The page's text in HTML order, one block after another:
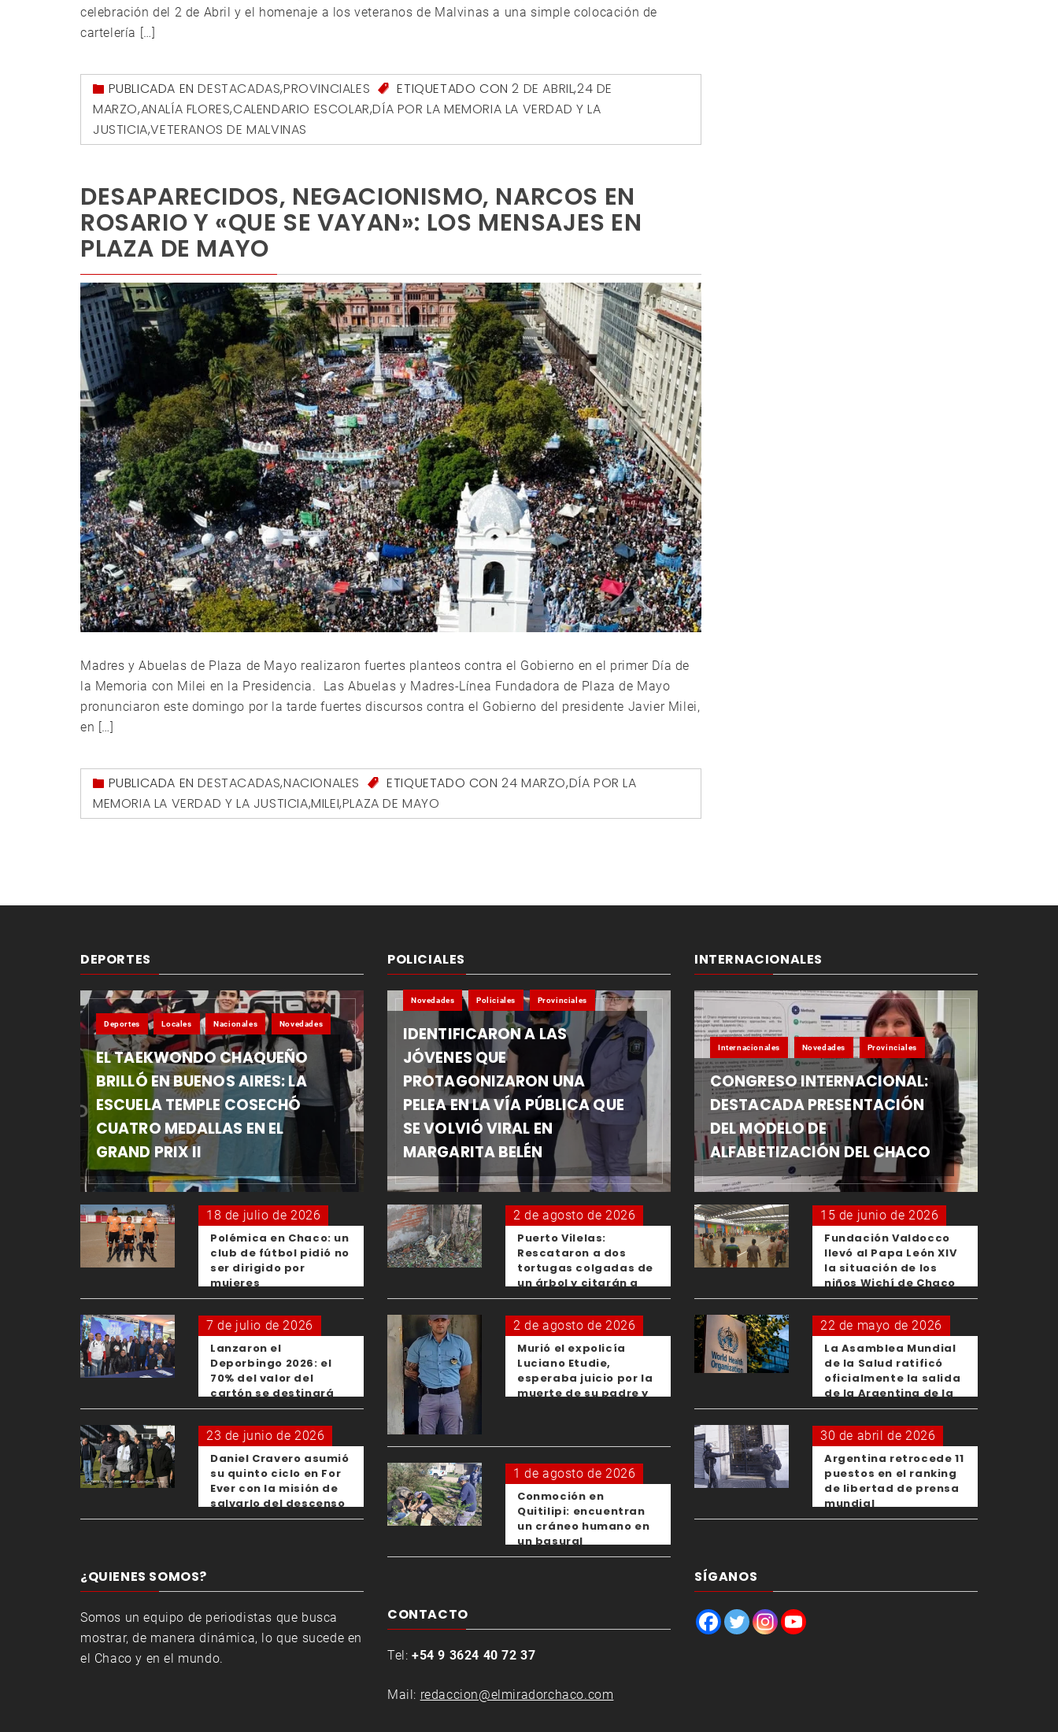
celebración del 2 de Abril y el homenaje a los veteranos de Malvinas a una simple colocación de
cartelería […]
PUBLICADA ENDESTACADAS,PROVINCIALES ETIQUETADO CON2 DE ABRIL,24 DE
MARZO,ANALÍA FLORES,CALENDARIO ESCOLAR,DÍA POR LA MEMORIA LA VERDAD Y LA
JUSTICIA,VETERANOS DE MALVINAS
DESAPARECIDOS, NEGACIONISMO, NARCOS EN
ROSARIO Y «QUE SE VAYAN»: LOS MENSAJES EN
PLAZA DE MAYO
Madres y Abuelas de Plaza de Mayo realizaron fuertes planteos contra el Gobierno en el primer Día de
la Memoria con Milei en la Presidencia. Las Abuelas y Madres-Línea Fundadora de Plaza de Mayo
pronunciaron este domingo por la tarde fuertes discursos contra el Gobierno del presidente Javier Milei,
en […]
PUBLICADA ENDESTACADAS,NACIONALES ETIQUETADO CON24 MARZO,DÍA POR LA
MEMORIA LA VERDAD Y LA JUSTICIA,MILEI,PLAZA DE MAYO
DEPORTES
Deportes Locales Nacionales Novedades
EL TAEKWONDO CHAQUEÑO
BRILLÓ EN BUENOS AIRES: LA
ESCUELA TEMPLE COSECHÓ
CUATRO MEDALLAS EN EL
GRAND PRIX II
18 de julio de 2026
Polémica en Chaco: un
club de fútbol pidió no
ser dirigido por
mujeres
7 de julio de 2026
Lanzaron el
Deporbingo 2026: el
70% del valor del
cartón se destinará
para los clubes
23 de junio de 2026
Daniel Cravero asumió
su quinto ciclo en For
Ever con la misión de
salvarlo del descenso
¿QUIENES SOMOS?
Somos un equipo de periodistas que busca
mostrar, de manera dinámica, lo que sucede en
el Chaco y en el mundo.
POLICIALES
Novedades Policiales Provinciales
IDENTIFICARON A LAS
JÓVENES QUE
PROTAGONIZARON UNA
PELEA EN LA VÍA PÚBLICA QUE
SE VOLVIÓ VIRAL EN
MARGARITA BELÉN
2 de agosto de 2026
Puerto Vilelas:
Rescataron a dos
tortugas colgadas de
un árbol y citarán a
los padres de los
menores responsables
2 de agosto de 2026
Murió el expolicía
Luciano Etudie,
esperaba juicio por la
muerte de su padre y
1 de agosto de 2026
Conmoción en
Quitilipi: encuentran
un cráneo humano en
un basural
CONTACTO
Tel: +54 9 3624 40 72 37
Mail: redaccion@elmiradorchaco.com
INTERNACIONALES
Internacionales Novedades Provinciales
CONGRESO INTERNACIONAL:
DESTACADA PRESENTACIÓN
DEL MODELO DE
ALFABETIZACIÓN DEL CHACO
15 de junio de 2026
Fundación Valdocco
llevó al Papa León XIV
la situación de los
niños Wichí de Chaco
22 de mayo de 2026
La Asamblea Mundial
de la Salud ratificó
oficialmente la salida
de la Argentina de la
OMS
30 de abril de 2026
Argentina retrocede 11
puestos en el ranking
de libertad de prensa
mundial
SÍGANOS